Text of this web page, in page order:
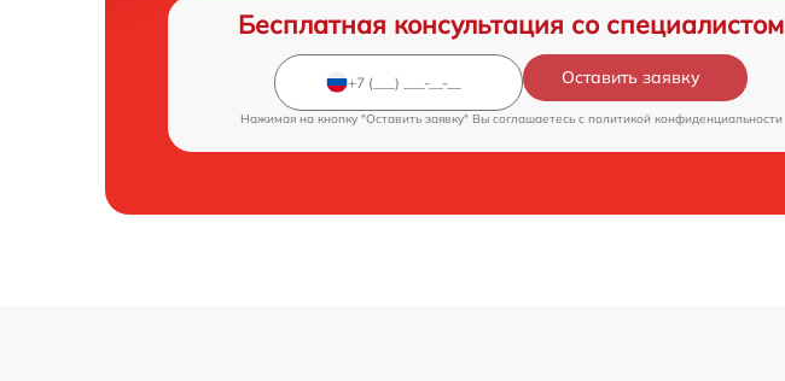
Бесплатная консультация со специалистом
Оставить заявку
Нажимая на кнопку "Оставить заявку" Вы соглашаетесь c политикой конфиденциальности